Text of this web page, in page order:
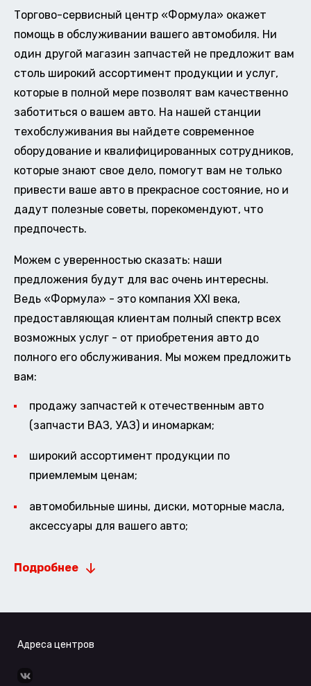
Торгово-сервисный центр «Формула» окажет
помощь в обслуживании вашего автомобиля. Ни
один другой магазин запчастей не предложит вам
столь широкий ассортимент продукции и услуг,
которые в полной мере позволят вам качественно
заботиться о вашем авто. На нашей станции
техобслуживания вы найдете современное
оборудование и квалифицированных сотрудников,
которые знают свое дело, помогут вам не только
привести ваше авто в прекрасное состояние, но и
дадут полезные советы, порекомендуют, что
предпочесть.
Можем с уверенностью сказать: наши
предложения будут для вас очень интересны.
Ведь «Формула» - это компания XXI века,
предоставляющая клиентам полный спектр всех
возможных услуг - от приобретения авто до
полного его обслуживания. Мы можем предложить
вам:
продажу запчастей к отечественным авто
(запчасти ВАЗ, УАЗ) и иномаркам;
широкий ассортимент продукции по
приемлемым ценам;
автомобильные шины, диски, моторные масла,
аксессуары для вашего авто;
Подробнее
Адреса центров